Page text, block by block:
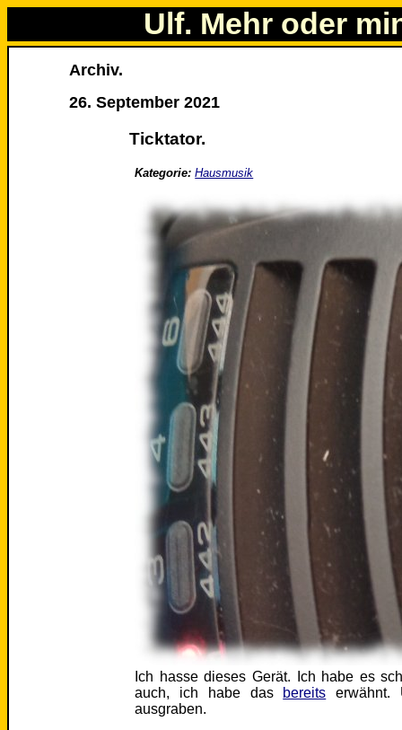
Ulf. Mehr oder
Archiv.
26. September 2021
Ticktator.
Kategorie: Hausmusik
Ich hasse dieses Gerät. Ich habe es
auch, ich habe das
bereits erwähnt.
ausgraben.